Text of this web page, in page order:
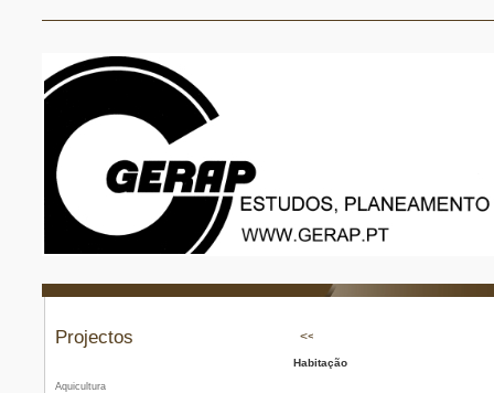
Projectos
Aquicultura
Habitação